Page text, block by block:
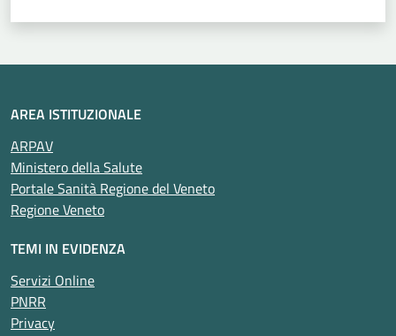
AREA ISTITUZIONALE
ARPAV
Ministero della Salute
Portale Sanità Regione del Veneto
Regione Veneto
TEMI IN EVIDENZA
Servizi Online
PNRR
Privacy